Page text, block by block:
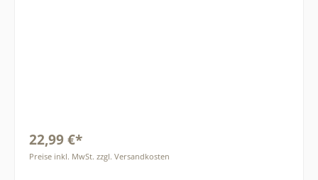
22,99 €*
Preise inkl. MwSt. zzgl. Versandkosten